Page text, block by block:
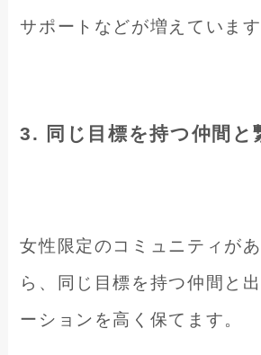
サポートなどが増えています
3. 同じ目標を持つ仲間と
女性限定のコミュニティが
ら、同じ目標を持つ仲間と
ーションを高く保てます。